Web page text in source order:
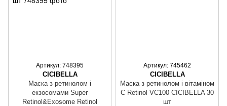
Артикул: 748395
CICIBELLA
Маска з ретинолом і
екзосомами Super
Retinol&Exosome Retinol
Артикул: 745462
CICIBELLA
Маска з ретинолом і вітаміном
С Retinol VC100 CICIBELLA 30
шт